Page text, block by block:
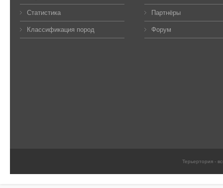
Статистика
Классификация пород
Партнёры
Форум
Терьертория -